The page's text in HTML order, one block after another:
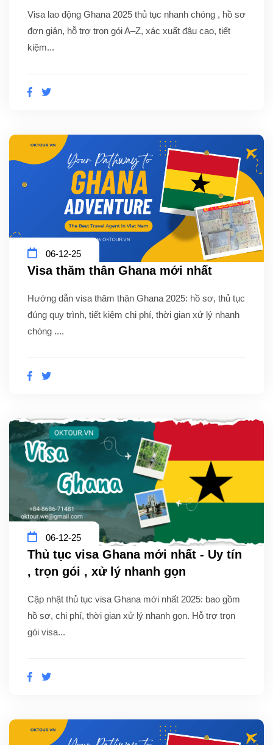
Visa lao động Ghana 2025 thủ tục nhanh chóng , hồ sơ
đơn giản, hỗ trợ trọn gói A–Z, xác xuất đậu cao, tiết
kiệm...
06-12-25
Visa thăm thân Ghana mới nhất
Hướng dẫn visa thăm thân Ghana 2025: hồ sơ, thủ tục
đúng quy trình, tiết kiệm chi phí, thời gian xử lý nhanh
chóng ....
06-12-25
Thủ tục visa Ghana mới nhất - Uy tín
, trọn gói , xử lý nhanh gọn
Cập nhật thủ tục visa Ghana mới nhất 2025: bao gồm
hồ sơ, chi phí, thời gian xử lý nhanh gọn. Hỗ trợ trọn
gói visa...